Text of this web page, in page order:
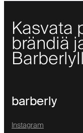
Kasvata
brändiä
barberly
Instagram